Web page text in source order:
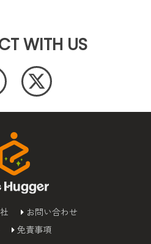
WITH US
お問い合わせ
免責事項